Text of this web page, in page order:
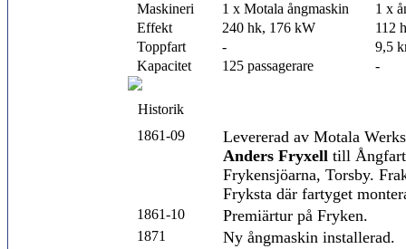
Maskineri
1 x Motala ångmaskin
1 x
Effekt
240 hk, 176 kW
112
Toppfart
-
9,5
Kapacitet
125 passagerare -
Historik
1861-09
Levererad av Motala
Anders Fryxell till
Frykensjöarna, Torsby.
Fryksta där fartyget
1861-10 Premiärtur på Fryken.
1871 Ny ångmaskin installerad.